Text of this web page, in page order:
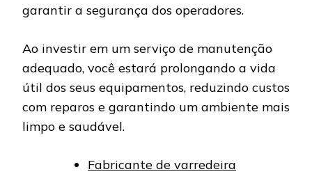
garantir a segurança dos operadores.
Ao investir em um serviço de manutenção
adequado, você estará prolongando a vida
útil dos seus equipamentos, reduzindo custos
com reparos e garantindo um ambiente mais
limpo e saudável.
Fabricante de varredeira